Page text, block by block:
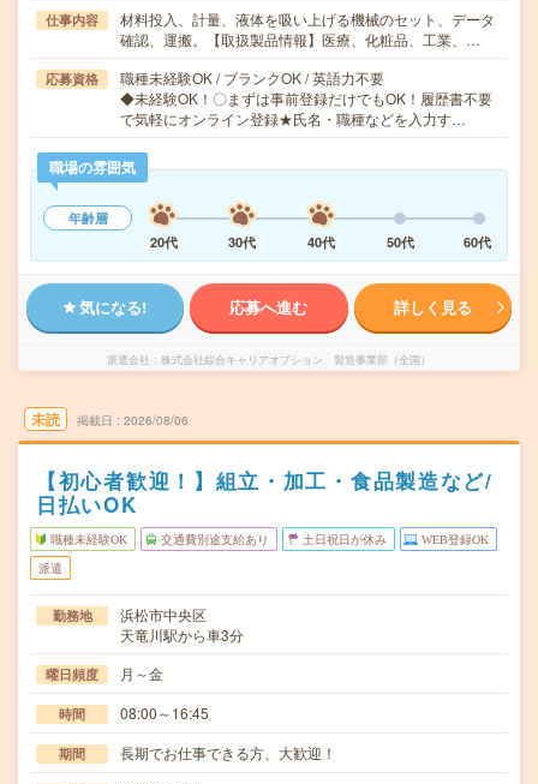
仕事内容
材料投入、計量、液体を吸い上げる機械のセット、データ
確認、運搬。【取扱製品情報】医療、化粧品、工業、…
応募資格
職種未経験OK / ブランクOK / 英語力不要
◆未経験OK！〇まずは事前登録だけでもOK！履歴書不要
で気軽にオンライン登録★氏名・職種などを入力す…
職場の雰囲気
年齢層
20代
30代 40代 50代 60代
気になる! 応募へ進む 詳しく見る
派遣会社 株式会社綜合キャリアオプション 製造事業部（全国）
未読 掲載日 2026/08/06
【初心者歓迎！】組立・加工・食品製造など/
日払いOK
職種未経験OK 交通費別途支給あり 土日祝日が休み WEB登録OK
派遣
勤務地
浜松市中央区
天竜川駅から車3分
曜日頻度 月～金
時間 08:00～16:45
期間 長期でお仕事できる方、大歓迎！